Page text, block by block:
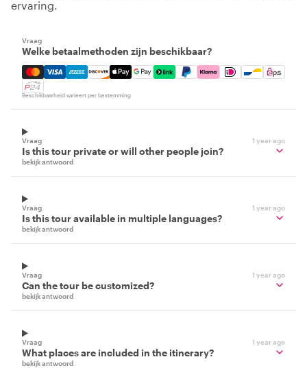
ervaring.
Vraag
Welke betaalmethoden zijn beschikbaar?
Mastercard, Visa, Amex, Discover, Apple Pay, Google
Beschikbaarheid varieert per bestemming
Vraag 1 year ago
Is this tour private or will other people join?
bekijk antwoord
Vraag 1 year ago
Is this tour available in multiple languages?
bekijk antwoord
Vraag 1 year ago
Can the tour be customized?
bekijk antwoord
Vraag 1 year ago
What places are included in the itinerary?
bekijk antwoord